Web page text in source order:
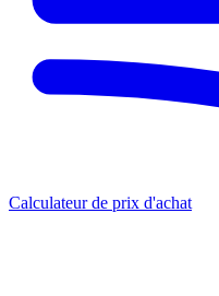
Calculateur de prix d'achat